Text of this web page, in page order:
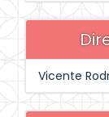
Vicente